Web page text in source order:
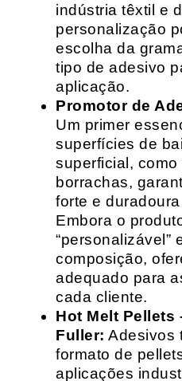
indústria têxtil e
personalização
escolha da
tipo de adesivo
aplicação.
Promotor de
Um primer
superfícies de
superficial, como
borrachas,
forte e
Embora o
“personalizável”
composição,
adequado para
cada cliente.
Hot Melt Pellets
Fuller: Adesivos
formato de
aplicações